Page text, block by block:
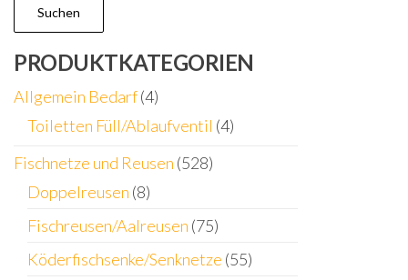
Suchen
PRODUKTKATEGORIEN
Allgemein Bedarf(4)
Toiletten Füll/Ablaufventil (4)
Fischnetze und Reusen (528)
Doppelreusen (8)
Fischreusen/Aalreusen (75)
Köderfischsenke/Senknetze (55)